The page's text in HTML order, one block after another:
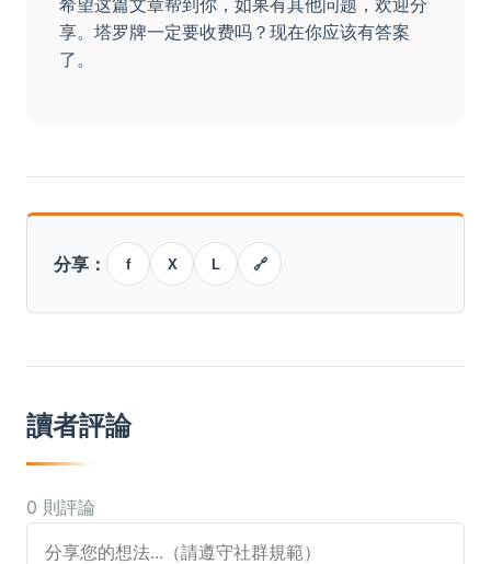
希望这篇文章帮到你，如果有其他问题，欢迎分
享。塔罗牌一定要收费吗？现在你应该有答案
了。
分享： f X L 🔗
讀者評論
0 則評論